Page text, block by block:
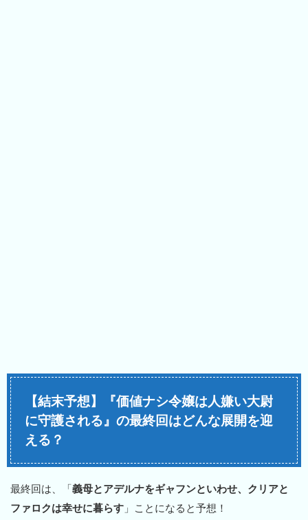
【結末予想】『価値ナシ令嬢は人嫌い大尉
に守護される』の最終回はどんな展開を迎
える？
最終回は、「義母とアデルナをギャフンといわせ、クリアと
ファロクは幸せに暮らす 」ことになると予想！